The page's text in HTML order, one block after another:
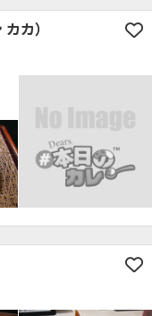
カ）